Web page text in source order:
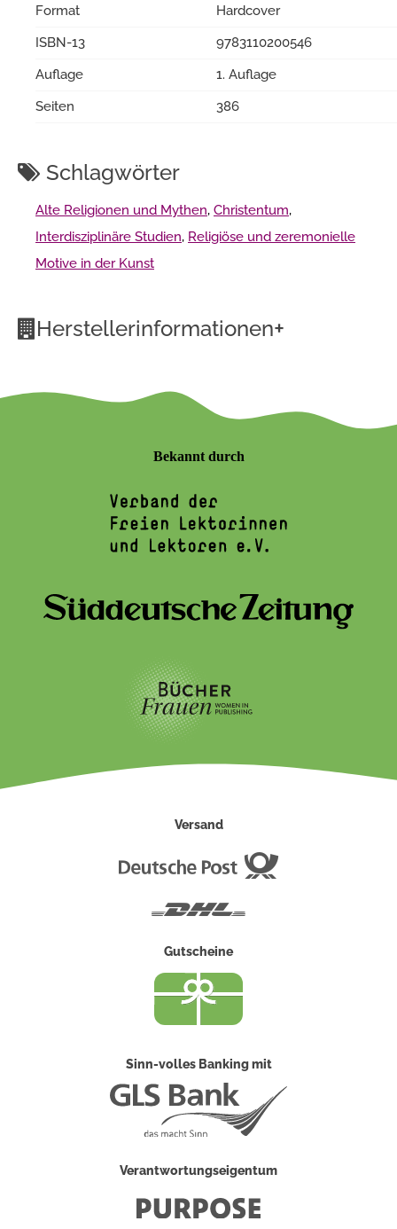
Format
Hardcover
ISBN-13
9783110200546
Auflage
1. Auflage
Seiten
386
Schlagwörter
Alte Religionen und Mythen, Christentum,
Interdisziplinäre Studien, Religiöse und zeremonielle
Motive in der Kunst
Herstellerinformationen+
Bekannt durch
Versand
Gutscheine
Sinn-volles Banking mit
Verantwortungseigentum